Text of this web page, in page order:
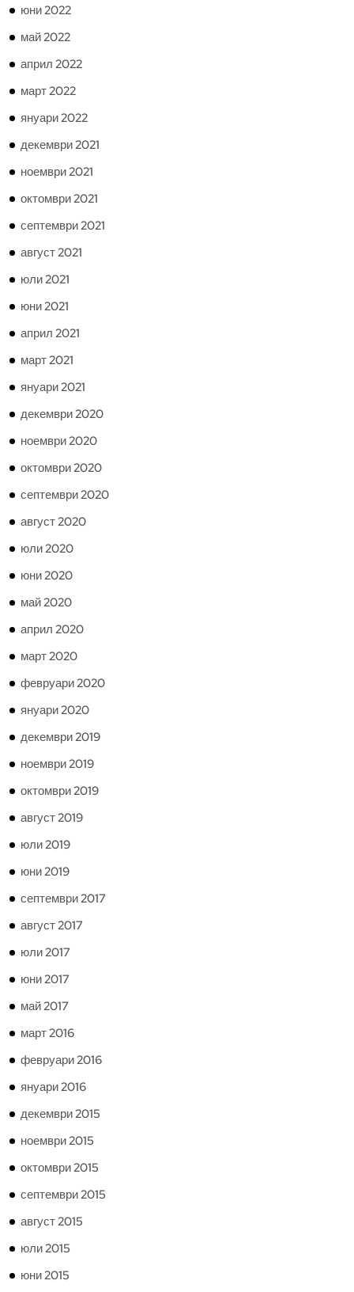
юни 2022
май 2022
април 2022
март 2022
януари 2022
декември 2021
ноември 2021
октомври 2021
септември 2021
август 2021
юли 2021
юни 2021
април 2021
март 2021
януари 2021
декември 2020
ноември 2020
октомври 2020
септември 2020
август 2020
юли 2020
юни 2020
май 2020
април 2020
март 2020
февруари 2020
януари 2020
декември 2019
ноември 2019
октомври 2019
август 2019
юли 2019
юни 2019
септември 2017
август 2017
юли 2017
юни 2017
май 2017
март 2016
февруари 2016
януари 2016
декември 2015
ноември 2015
октомври 2015
септември 2015
август 2015
юли 2015
юни 2015